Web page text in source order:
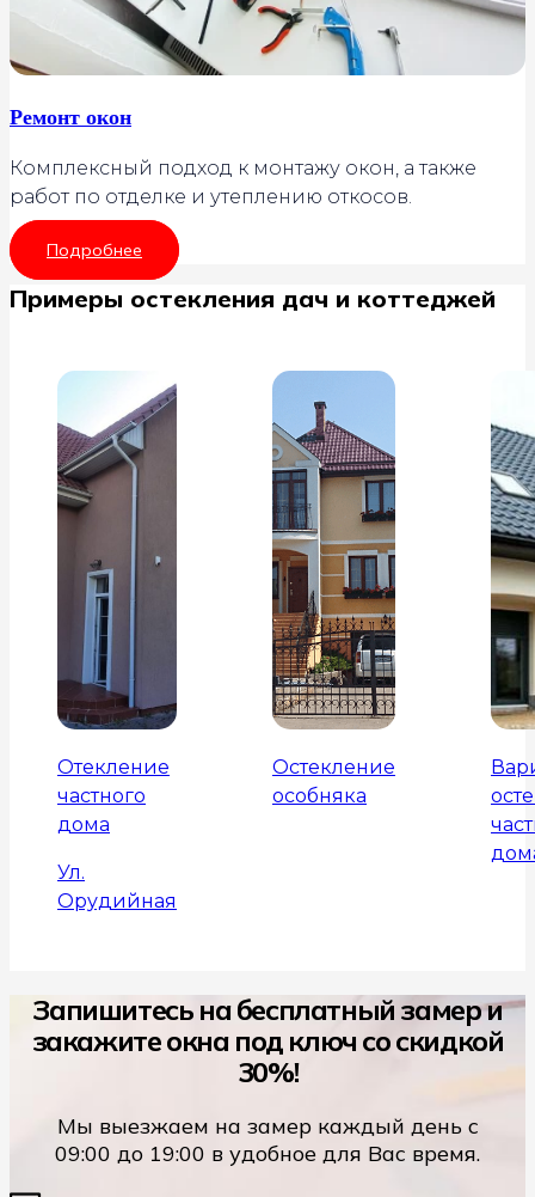
Ремонт окон
Комплексный подход к монтажу окон, а также
работ по отделке и утеплению откосов.
Подробнее
Примеры остекления дач и коттеджей
Отекление
частного
дома
Ул.
Орудийная
Остекление
особняка
Запишитесь на бесплатный замер и
закажите окна под ключ со скидкой
30%!
Мы выезжаем на замер каждый день с
09:00 до 19:00 в удобное для Вас время.